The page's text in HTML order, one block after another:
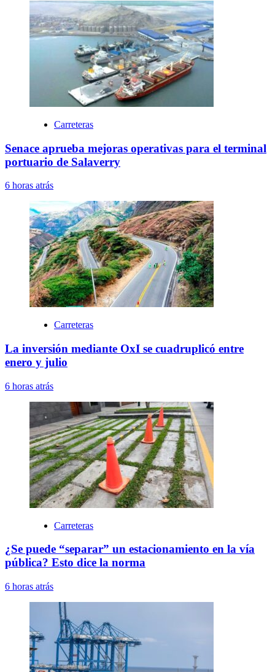
Carreteras
Senace aprueba mejoras operativas para el terminal
portuario de Salaverry
6 horas atrás
Carreteras
La inversión mediante OxI se cuadruplicó entre
enero y julio
6 horas atrás
Carreteras
¿Se puede “separar” un estacionamiento en la vía
pública? Esto dice la norma
6 horas atrás